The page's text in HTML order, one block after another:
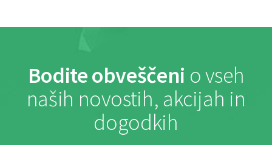
Bodite obveščeni o vseh
naših novostih, akcijah in
dogodkih